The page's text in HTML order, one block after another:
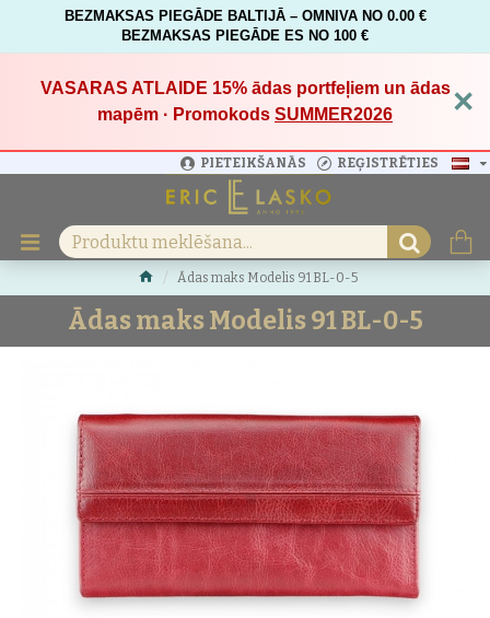
BEZMAKSAS PIEGĀDE BALTIJĀ – OMNIVA NO 0.00 €
BEZMAKSAS PIEGĀDE ES NO 100 €
VASARAS ATLAIDE 15%ādas portfeļiem un ādas
mapēm · Promokods SUMMER2026 ×
PIETEIKŠANĀS REĢISTRĒTIES
Ādas maks Modelis 91 BL-0-5
Ādas maks Modelis 91 BL-0-5